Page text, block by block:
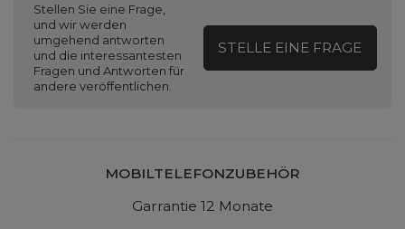
Stellen Sie eine Frage,
und wir werden
umgehend antworten
und die interessantesten
Fragen und Antworten für
andere veröffentlichen.
STELLE EINE FRAGE
MOBILTELEFONZUBEHÖR
Garrantie 12 Monate